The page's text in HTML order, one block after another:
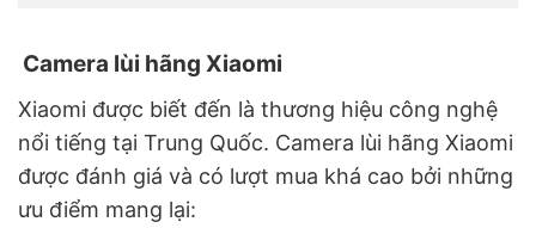
Camera lùi hãng Xiaomi
Xiaomi được biết đến là thương hiệu công nghệ
nổi tiếng tại Trung Quốc. Camera lùi hãng Xiaomi
được đánh giá và có lượt mua khá cao bởi những
ưu điểm mang lại: